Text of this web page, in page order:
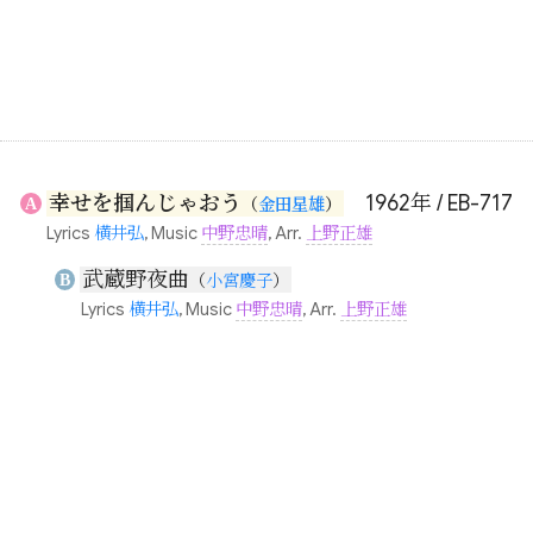
A 幸せを掴んじゃおう （金田星雄） 1962年 / EB-717
Lyrics 横井弘, Music 中野忠晴, Arr. 上野正雄
B 武蔵野夜曲 （小宮慶子）
Lyrics 横井弘, Music 中野忠晴, Arr. 上野正雄